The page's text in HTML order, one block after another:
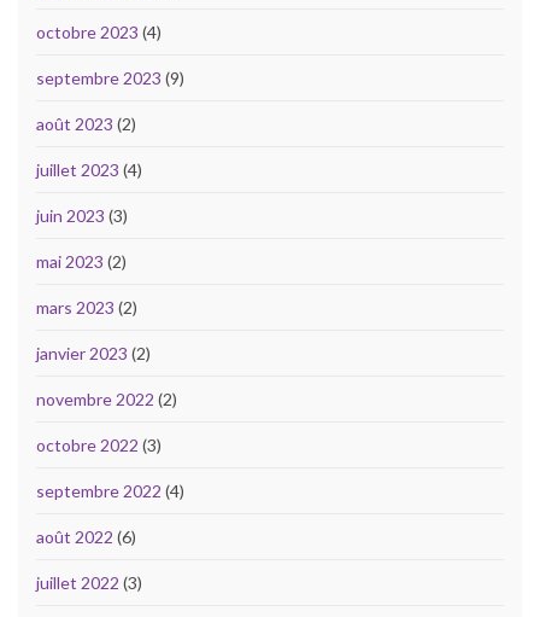
octobre 2023 (4)
septembre 2023 (9)
août 2023 (2)
juillet 2023 (4)
juin 2023 (3)
mai 2023 (2)
mars 2023 (2)
janvier 2023 (2)
novembre 2022 (2)
octobre 2022 (3)
septembre 2022 (4)
août 2022 (6)
juillet 2022 (3)